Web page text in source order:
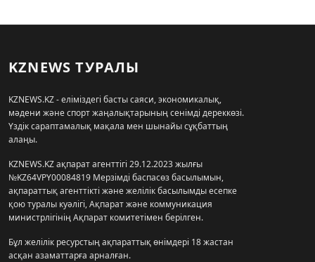
KZNEWS ТУРАЛЫ
KZNEWS.KZ - еліміздегі басты саяси, экономикалық,
мәдени және спорт жаңалықтарының сенімді дереккөзі.
Үздік сараптамалық мақала мен шынайы сұқбаттың
алаңы.
KZNEWS.KZ ақпарат агенттігі 29.12.2023 жылғы
№KZ64VPY00084819 Мерзімді баспасөз басылымын,
ақпараттық агенттікті және желілік басылымды есепке
қою туралы куәлігі, Ақпарат және коммуникация
министрлігінің Ақпарат комитетімен берілген.
Бұл желілік ресурстың ақпараттық өнімдері 18 жастан
асқан азаматтарға арналған.